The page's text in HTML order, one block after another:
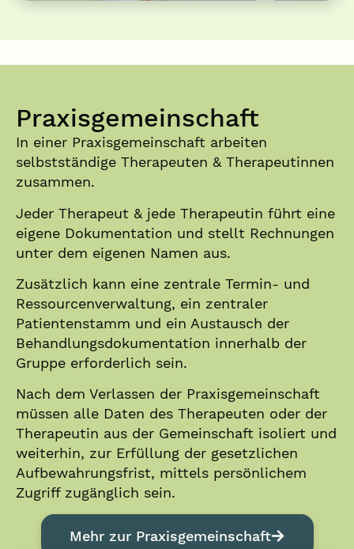
Praxisgemeinschaft
In einer Praxisgemeinschaft arbeiten
selbstständige Therapeuten & Therapeutinnen
zusammen.
Jeder Therapeut & jede Therapeutin führt eine
eigene Dokumentation und stellt Rechnungen
unter dem eigenen Namen aus.
Zusätzlich kann eine zentrale Termin- und
Ressourcenverwaltung, ein zentraler
Patientenstamm und ein Austausch der
Behandlungsdokumentation innerhalb der
Gruppe erforderlich sein.
Nach dem Verlassen der Praxisgemeinschaft
müssen alle Daten des Therapeuten oder der
Therapeutin aus der Gemeinschaft isoliert und
weiterhin, zur Erfüllung der gesetzlichen
Aufbewahrungsfrist, mittels persönlichem
Zugriff zugänglich sein.
Mehr zur Praxisgemeinschaft